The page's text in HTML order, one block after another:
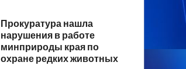
Прокуратура нашла
нарушения в работе
минприроды края по
охране редких животных